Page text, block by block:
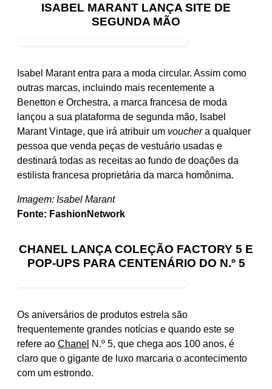
ISABEL MARANT LANÇA SITE DE
SEGUNDA MÃO
Isabel Marant entra para a moda circular. Assim como
outras marcas, incluindo mais recentemente a
Benetton e Orchestra, a marca francesa de moda
lançou a sua plataforma de segunda mão, Isabel
Marant Vintage, que irá atribuir um vouchera qualquer
pessoa que venda peças de vestuário usadas e
destinará todas as receitas ao fundo de doações da
estilista francesa proprietária da marca homônima.
Imagem: Isabel Marant
Fonte: FashionNetwork
CHANEL LANÇA COLEÇÃO FACTORY 5 E
POP-UPS PARA CENTENÁRIO DO N.º 5
Os aniversários de produtos estrela são
frequentemente grandes notícias e quando este se
refere ao Chanel N.º 5, que chega aos 100 anos, é
claro que o gigante de luxo marcaria o acontecimento
com um estrondo.